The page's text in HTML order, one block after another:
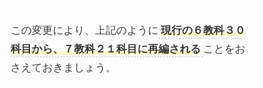
この変更により、上記のように 現行の６教科３０
科目から、７教科２１科目に再編される ことをお
さえておきましょう。